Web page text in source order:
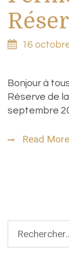
16
Bonjour à
Réserve de
septembre
Read More